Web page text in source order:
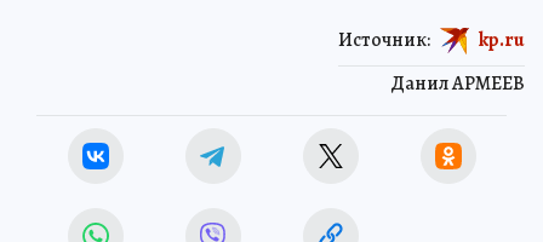
Данил АРМЕЕВ
Источник: kp.ru